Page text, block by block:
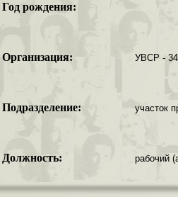
Год рождения:
Организация: УВСР -
Подразделение: участок
Должность: рабочий